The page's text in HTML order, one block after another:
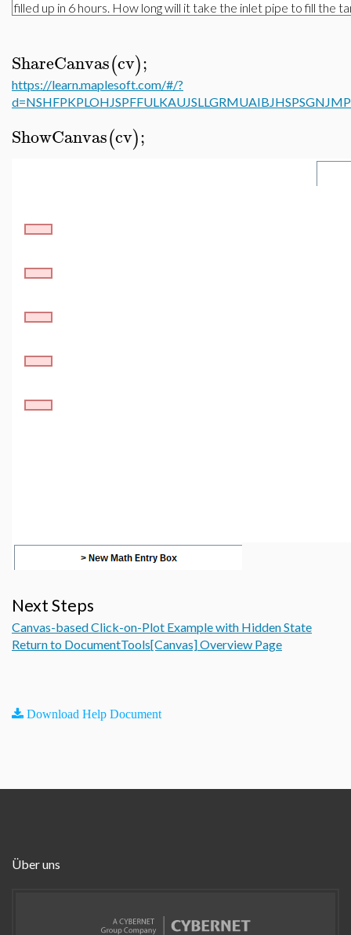
ShareCanvas(cv);
https://learn.maplesoft.com/#/?
ShowCanvas(cv);
Next Steps
Canvas-based Click-on-Plot Example with Hidden State
Return to DocumentTools[Canvas] Overview Page
Download Help Document
Über uns